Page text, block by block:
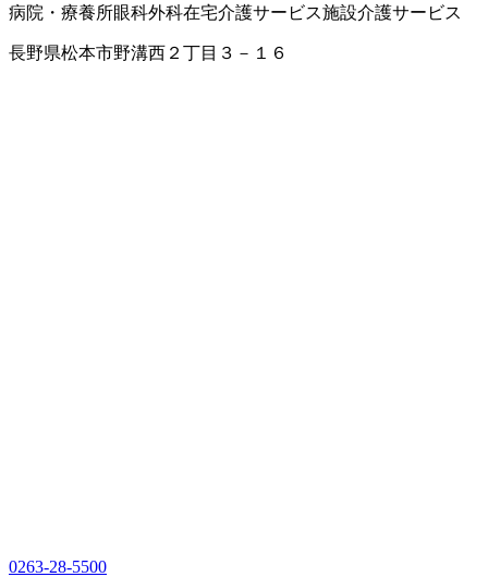
病院・療養所眼科外科在宅介護サービス施設介護サービス
長野県松本市野溝西２丁目３－１６
0263-28-5500